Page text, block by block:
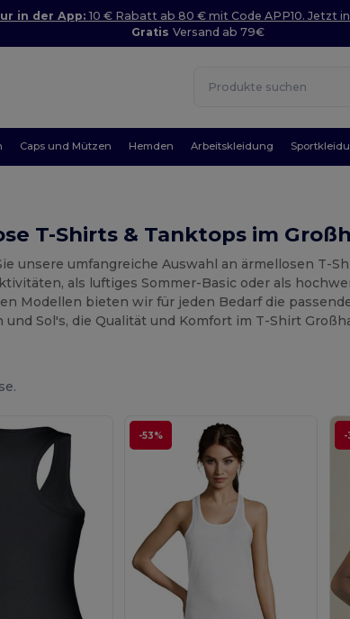
in der App: 10 € Rabatt ab 80 € mit Code APP10. Jetzt
GratisVersand ab 79€
Caps und Mützen Hemden Arbeitskleidung
T-Shirts & Tanktops im
unsere umfangreiche Auswahl an ärmellosen T-
als luftiges Sommer-Basic oder als
Modellen bieten wir für jeden Bedarf die
und Sol's, die Qualität und Komfort im T-Shirt
-53% -